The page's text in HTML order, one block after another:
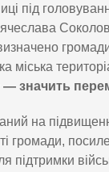
під
міська
— значить
на
громади,
підтримки